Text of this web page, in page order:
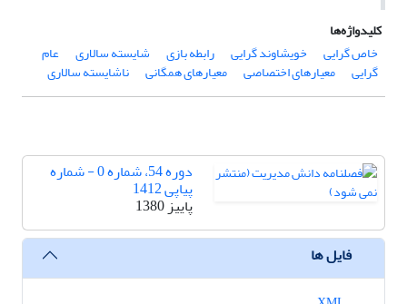
کلیدواژه‌ها
خاص گرایی
خویشاوند گرایی رابطه بازی شایسته سالاری عام
گرایی معیارهای اختصاصی معیارهای همگانی ناشایسته سالاری
دوره 54، شماره 0 - شماره
پیاپی 1412
پاییز 1380
فایل ها